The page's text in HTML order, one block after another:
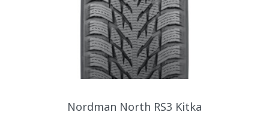
Nordman North RS3 Kitka